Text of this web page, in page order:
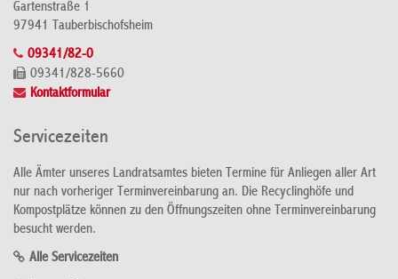
Gartenstraße 1
97941 Tauberbischofsheim
09341/82-0
09341/828-5660
Kontaktformular
Servicezeiten
Alle Ämter unseres Landratsamtes bieten Termine für Anliegen aller Art
nur nach vorheriger Terminvereinbarung an. Die Recyclinghöfe und
Kompostplätze können zu den Öffnungszeiten ohne Terminvereinbarung
besucht werden.
Alle Servicezeiten